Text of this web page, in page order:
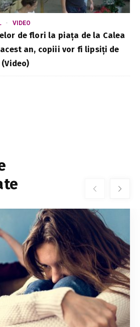
VIDEO
de flori la piața de la Calea
an, copiii vor fi lipsiți de